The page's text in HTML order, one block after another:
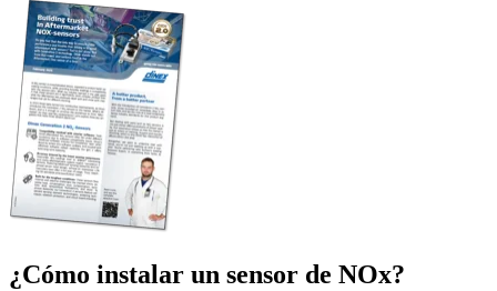
¿Cómo instalar un sensor de NOx?